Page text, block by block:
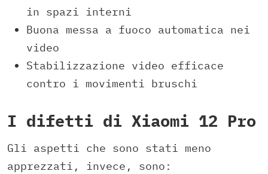
in spazi interni
Buona messa a fuoco automatica nei
video
Stabilizzazione video efficace
contro i movimenti bruschi
I difetti di Xiaomi 12 Pro
Gli aspetti che sono stati meno
apprezzati, invece, sono: